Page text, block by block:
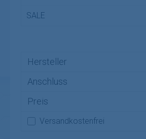
SALE
Hersteller
Anschluss
Preis
Filter hinzufügen:
Versandkostenfrei